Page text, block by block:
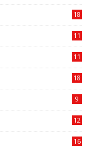
18
11
11
18
9
12
16